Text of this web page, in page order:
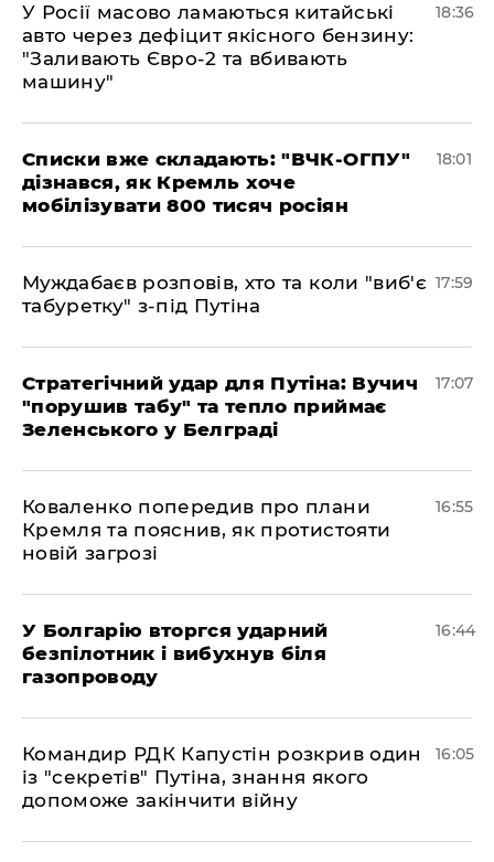
У Росії масово ламаються китайські
авто через дефіцит якісного бензину:
"Заливають Євро-2 та вбивають
машину"
18:36
Списки вже складають: "ВЧК-ОГПУ"
дізнався, як Кремль хоче
мобілізувати 800 тисяч росіян
18:01
Муждабаєв розповів, хто та коли "виб'є
табуретку" з-під Путіна
17:59
Стратегічний удар для Путіна: Вучич
"порушив табу" та тепло приймає
Зеленського у Белграді
17:07
Коваленко попередив про плани
Кремля та пояснив, як протистояти
новій загрозі
16:55
У Болгарію вторгся ударний
безпілотник і вибухнув біля
газопроводу
16:44
Командир РДК Капустін розкрив один
із "секретів" Путіна, знання якого
допоможе закінчити війну
16:05